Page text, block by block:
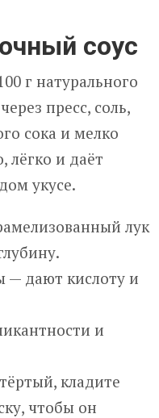
соус
г натурального
пресс, соль,
сока и мелко
лёгко и даёт
укусе.
лук
дают кислоту и
и
кладите
чтобы он